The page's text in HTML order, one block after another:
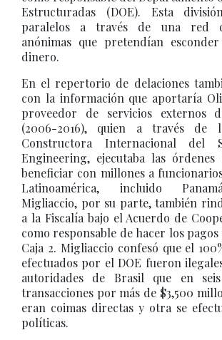
Estructuradas (DOE). Esta
paralelos a través de una red
anónimas que pretendían
dinero.
En el repertorio de delaciones
con la información que aportaría
proveedor de servicios externos
(2006-2016), quien a través de
Constructora Internacional del
Engineering, ejecutaba las
beneficiar con millones a
Latinoamérica, incluido
Migliaccio, por su parte, también
a la Fiscalía bajo el Acuerdo de
como responsable de hacer los
Caja 2. Migliaccio confesó que el
efectuados por el DOE fueron
autoridades de Brasil que en
transacciones por más de $3,500
eran coimas directas y otra se
políticas.